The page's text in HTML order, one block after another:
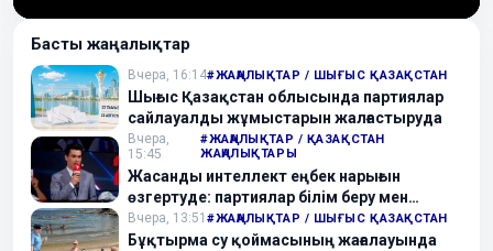
Басты жаңалықтар
Вчера, 16:14#ЖАҢАЛЫҚТАР / ШЫҒЫС ҚАЗАҚСТАН
Шығыс Қазақстан облысында партиялар
сайлауалды жұмыстарын жалғастыруда
Вчера,
15:45
#ЖАҢАЛЫҚТАР / ҚАЗАҚСТАН
ЖАҢАЛЫҚТАРЫ
Жасанды интеллект еңбек нарығын
өзгертуде: партиялар білім беру мен
болашақ мамандықтарды талқылады
Вчера, 13:51 #ЖАҢАЛЫҚТАР / ШЫҒЫС ҚАЗАҚСТАН
Бұқтырма су қоймасының жағалауында